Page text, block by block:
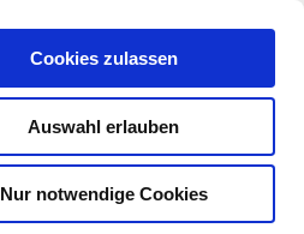
Cookies zulassen
Auswahl erlauben
Nur notwendige Cookies
Kundenlogin
Suche